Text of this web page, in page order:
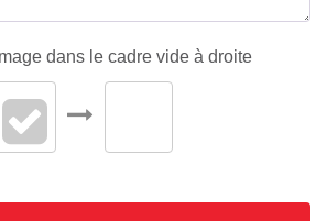
dans le cadre vide à droite